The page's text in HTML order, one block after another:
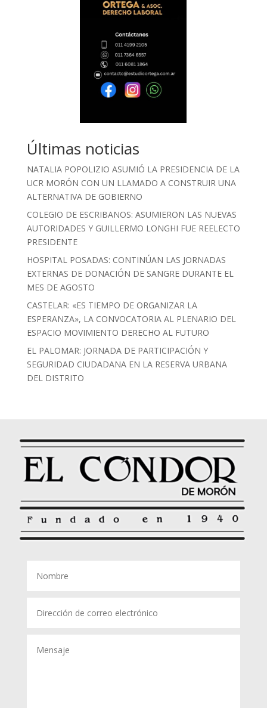
Últimas noticias
NATALIA POPOLIZIO ASUMIÓ LA PRESIDENCIA DE LA
UCR MORÓN CON UN LLAMADO A CONSTRUIR UNA
ALTERNATIVA DE GOBIERNO
COLEGIO DE ESCRIBANOS: ASUMIERON LAS NUEVAS
AUTORIDADES Y GUILLERMO LONGHI FUE REELECTO
PRESIDENTE
HOSPITAL POSADAS: CONTINÚAN LAS JORNADAS
EXTERNAS DE DONACIÓN DE SANGRE DURANTE EL
MES DE AGOSTO
CASTELAR: «ES TIEMPO DE ORGANIZAR LA
ESPERANZA», LA CONVOCATORIA AL PLENARIO DEL
ESPACIO MOVIMIENTO DERECHO AL FUTURO
EL PALOMAR: JORNADA DE PARTICIPACIÓN Y
SEGURIDAD CIUDADANA EN LA RESERVA URBANA
DEL DISTRITO